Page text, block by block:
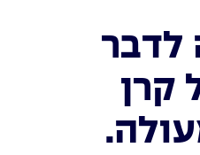
לדבר
קרן